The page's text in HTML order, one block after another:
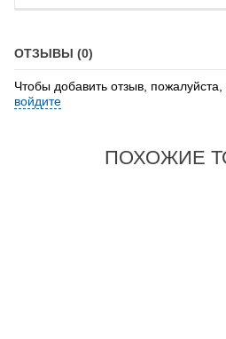
ОТЗЫВЫ (0)
Чтобы добавить отзыв, пожалуйста,
войдите
ПОХОЖИЕ